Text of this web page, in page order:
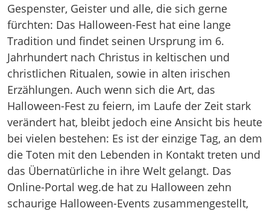
Gespenster, Geister und alle, die sich gerne
fürchten: Das Halloween-Fest hat eine lange
Tradition und findet seinen Ursprung im 6.
Jahrhundert nach Christus in keltischen und
christlichen Ritualen, sowie in alten irischen
Erzählungen. Auch wenn sich die Art, das
Halloween-Fest zu feiern, im Laufe der Zeit stark
verändert hat, bleibt jedoch eine Ansicht bis heute
bei vielen bestehen: Es ist der einzige Tag, an dem
die Toten mit den Lebenden in Kontakt treten und
das Übernatürliche in ihre Welt gelangt. Das
Online-Portal weg.de hat zu Halloween zehn
schaurige Halloween-Events zusammengestellt,